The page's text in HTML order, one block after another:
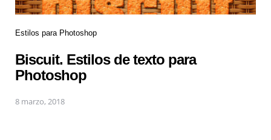
Estilos para Photoshop
Biscuit. Estilos de texto para
Photoshop
8 marzo, 2018